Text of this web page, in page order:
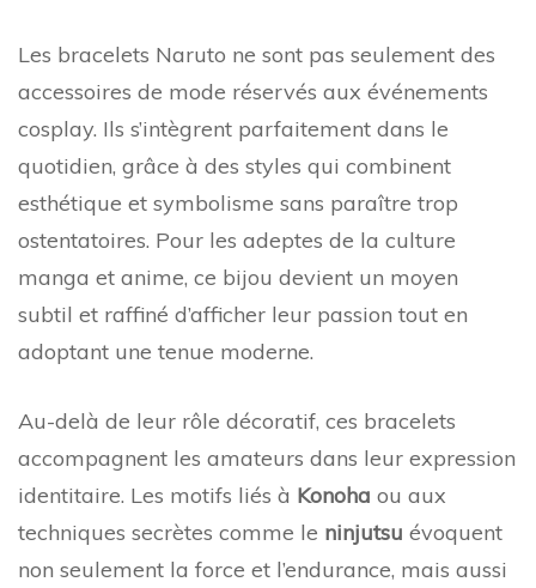
Les bracelets Naruto ne sont pas seulement des
accessoires de mode réservés aux événements
cosplay. Ils s’intègrent parfaitement dans le
quotidien, grâce à des styles qui combinent
esthétique et symbolisme sans paraître trop
ostentatoires. Pour les adeptes de la culture
manga et anime, ce bijou devient un moyen
subtil et raffiné d’afficher leur passion tout en
adoptant une tenue moderne.
Au-delà de leur rôle décoratif, ces bracelets
accompagnent les amateurs dans leur expression
identitaire. Les motifs liés à Konoha ou aux
techniques secrètes comme le ninjutsu évoquent
non seulement la force et l’endurance, mais aussi